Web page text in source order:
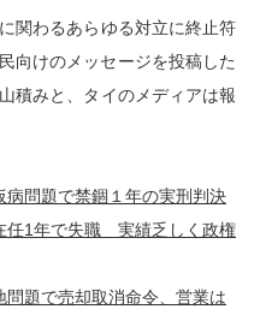
関わるあらゆる対立に終止符
向けのメッセージを投稿した
積みと、タイのメディアは報
病問題で禁錮１年の実刑判決
任1年で失職 実績乏しく政権
題で売却取消命令、営業は